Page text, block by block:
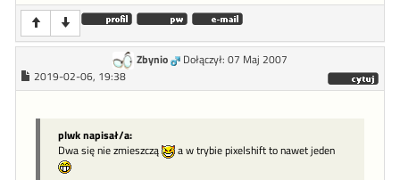
Zbynio
Dołączył: 07 Maj 2007
2019-02-06, 19:38
plwk napisał/a:
Dwa się nie zmieszczą
a w trybie pixelshift to nawet jeden